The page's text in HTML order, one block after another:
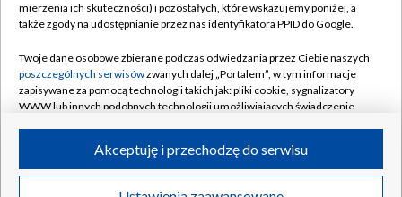
Naziemna Telewizja Cyfrowa
Rada Programowa
System NOS
Informacje o nadawcy
Program dla prasy
Pomoc
Kontakt
Kanały
©2026 Telewizja Polska S.A. w likwidacji
mierzenia ich skuteczności) i pozostałych, które wskazujemy poniżej, a
także zgody na udostępnianie przez nas identyfikatora PPID do Google.
Twoje dane osobowe zbierane podczas odwiedzania przez Ciebie naszych
poszczególnych serwisówzwanych dalej „Portalem”, w tym informacje
zapisywane za pomocą technologii takich jak: pliki cookie, sygnalizatory
WWW lub innych podobnych technologii umożliwiających świadczenie
ruchu w Internecie.
Twoje dane osobowe zbierane podczas odwiedzania przez Ciebie
Akceptuję i przechodzę do serwisu